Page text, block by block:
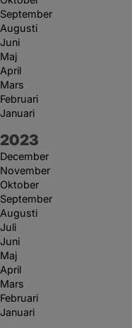
September
Augusti
Juni
Maj
April
Mars
Februari
Januari
År:
2023
December
November
Oktober
September
Augusti
Juli
Juni
Maj
April
Mars
Februari
Januari